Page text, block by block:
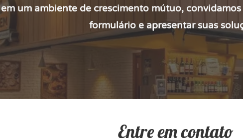
em um ambiente de crescimento mútuo,
formulário e apresentar suas
Entre em contato